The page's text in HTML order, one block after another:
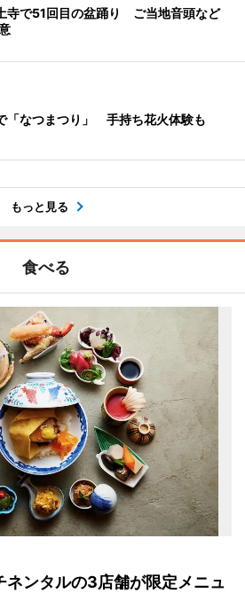
寺で51回目の盆踊り ご当地音頭など
「なつまつり」 手持ち花火体験も
もっと見る
食べる
ネンタルの3店舗が限定メニュ